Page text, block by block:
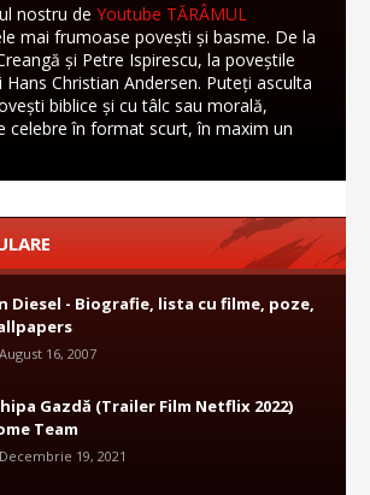
nostru de Youtube TĂRÂMUL
mai frumoase povești și basme. De la
și Petre Ispirescu, la poveștile
Christian Andersen. Puteți asculta
biblice și cu tâlc sau morală,
celebre în format scurt, în maxim un
Diesel - Biografie, lista cu filme, poze,
August 16, 2007
Gazdă (Trailer Film Netflix 2022)
Team
Decembrie 19, 2021